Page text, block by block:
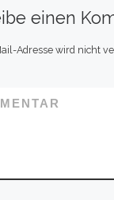
einen
Adresse wird nicht